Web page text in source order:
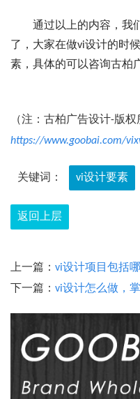
通过以上的内容，我们
了，大家在做vi设计的时
素，具体的可以咨询古柏
（注：古柏广告设计-版权
https://www.goobai.com/
关键词： vi设计要素
返回上层
上一篇： vi设计项目包括
下一篇： vi设计怎么做，